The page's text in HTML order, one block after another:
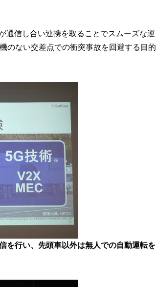
通信し合い連携を取ることでスムーズな運
のない交差点での衝突事故を回避する目的
を行い、先頭車以外は無人での自動運転を